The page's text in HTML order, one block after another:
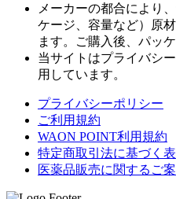
メーカーの都合により
ケージ、容量など）原
ます。ご購入後、パッ
当サイトはプライバシ
用しています。
プライバシーポリシー
ご利用規約
WAON POINT利用規約
特定商取引法に基づく
医薬品販売に関するご